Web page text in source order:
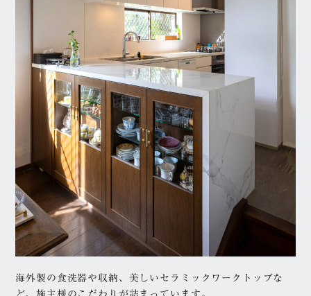
海外製の食洗器や収納、美しいセラミックワークトップな